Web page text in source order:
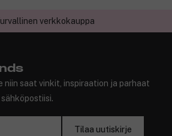
verkkokauppa
niin saat vinkit, inspiraation ja parhaat
Tilaa uutiskirje